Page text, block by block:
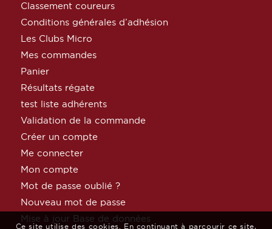
Classement coureurs
Conditions générales d’adhésion
Les Clubs Micro
Mes commandes
Panier
Résultats régate
test liste adhérents
Validation de la commande
Créer un compte
Me connecter
Mon compte
Mot de passe oublié ?
Nouveau mot de passe
Mise à jour Base de données
Ce site utilise des cookies. En continuant à parcourir ce site,